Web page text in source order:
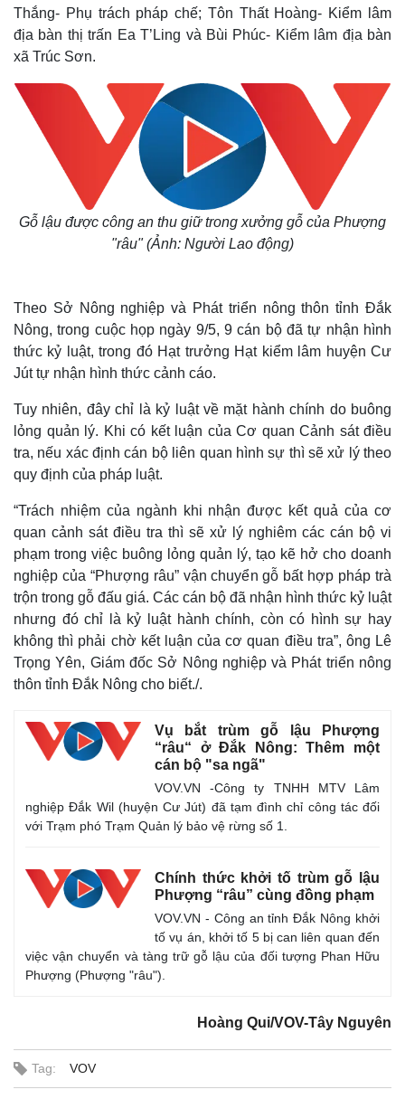
Thế giới
Hồ sơ
Multimedia
E-Magazine
Infographic
Thắng- Phụ trách pháp chế; Tôn Thất Hoàng- Kiểm lâm
địa bàn thị trấn Ea T’Ling và Bùi Phúc- Kiểm lâm địa bàn
xã Trúc Sơn.
Gỗ lậu được công an thu giữ trong xưởng gỗ của Phượng
"râu" (Ảnh: Người Lao động)
Theo Sở Nông nghiệp và Phát triển nông thôn tỉnh Đắk
Nông, trong cuộc họp ngày 9/5, 9 cán bộ đã tự nhận hình
thức kỷ luật, trong đó Hạt trưởng Hạt kiểm lâm huyện Cư
Jút tự nhận hình thức cảnh cáo.
Tuy nhiên, đây chỉ là kỷ luật về mặt hành chính do buông
lỏng quản lý. Khi có kết luận của Cơ quan Cảnh sát điều
tra, nếu xác định cán bộ liên quan hình sự thì sẽ xử lý theo
quy định của pháp luật.
“Trách nhiệm của ngành khi nhận được kết quả của cơ
quan cảnh sát điều tra thì sẽ xử lý nghiêm các cán bộ vi
phạm trong việc buông lỏng quản lý, tạo kẽ hở cho doanh
nghiệp của “Phượng râu” vận chuyển gỗ bất hợp pháp trà
trộn trong gỗ đấu giá. Các cán bộ đã nhận hình thức kỷ luật
nhưng đó chỉ là kỷ luật hành chính, còn có hình sự hay
không thì phải chờ kết luận của cơ quan điều tra”, ông Lê
Trọng Yên, Giám đốc Sở Nông nghiệp và Phát triển nông
thôn tỉnh Đắk Nông cho biết./.
Vụ bắt trùm gỗ lậu Phượng
“râu“ ở Đắk Nông: Thêm một
cán bộ "sa ngã"
VOV.VN -Công ty TNHH MTV Lâm
nghiệp Đắk Wil (huyện Cư Jút) đã tạm đình chỉ công tác đối
với Trạm phó Trạm Quản lý bảo vệ rừng số 1.
Chính thức khởi tố trùm gỗ lậu
Phượng “râu” cùng đồng phạm
VOV.VN - Công an tỉnh Đắk Nông khởi
tố vụ án, khởi tố 5 bị can liên quan đến
việc vận chuyển và tàng trữ gỗ lậu của đối tượng Phan Hữu
Phượng (Phượng "râu").
Hoàng Qui/VOV-Tây Nguyên
Tag: VOV